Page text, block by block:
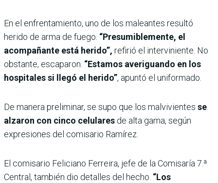
En el enfrentamiento, uno de los maleantes resultó
herido de arma de fuego. “Presumiblemente, el
acompañante está herido”, refirió el interviniente. No
obstante, escaparon. “Estamos averiguando en los
hospitales si llegó el herido”, apuntó el uniformado.
De manera preliminar, se supo que los malvivientes se
alzaron con cinco celulares de alta gama, según
expresiones del comisario Ramírez.
El comisario Feliciano Ferreira, jefe de la Comisaría 7.ª
Central, también dio detalles del hecho. “Los